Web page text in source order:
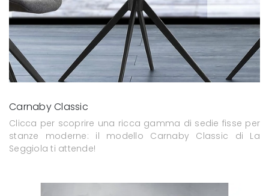
Carnaby Classic
Clicca per scoprire una ricca gamma di sedie fisse per
stanze moderne: il modello Carnaby Classic di La
Seggiola ti attende!